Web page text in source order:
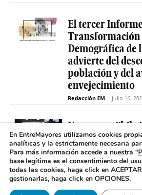
El tercer
Transformación
Demográfica de
advierte del
población y del
envejecimiento
Redacción EM - julio 16,
Uruguay y Chile
proyecto
reducir la
las personas
INCLUSIÓN DIGITAL
julio 14, 2026
En EntreMayores utilizamos cookies
analíticas y la estrictamente necesaria
Para más información accede a nuestra “
base legítima es el consentimiento del
todas las cookies, haga click en
gestionarlas, haga click en OPCIONES.